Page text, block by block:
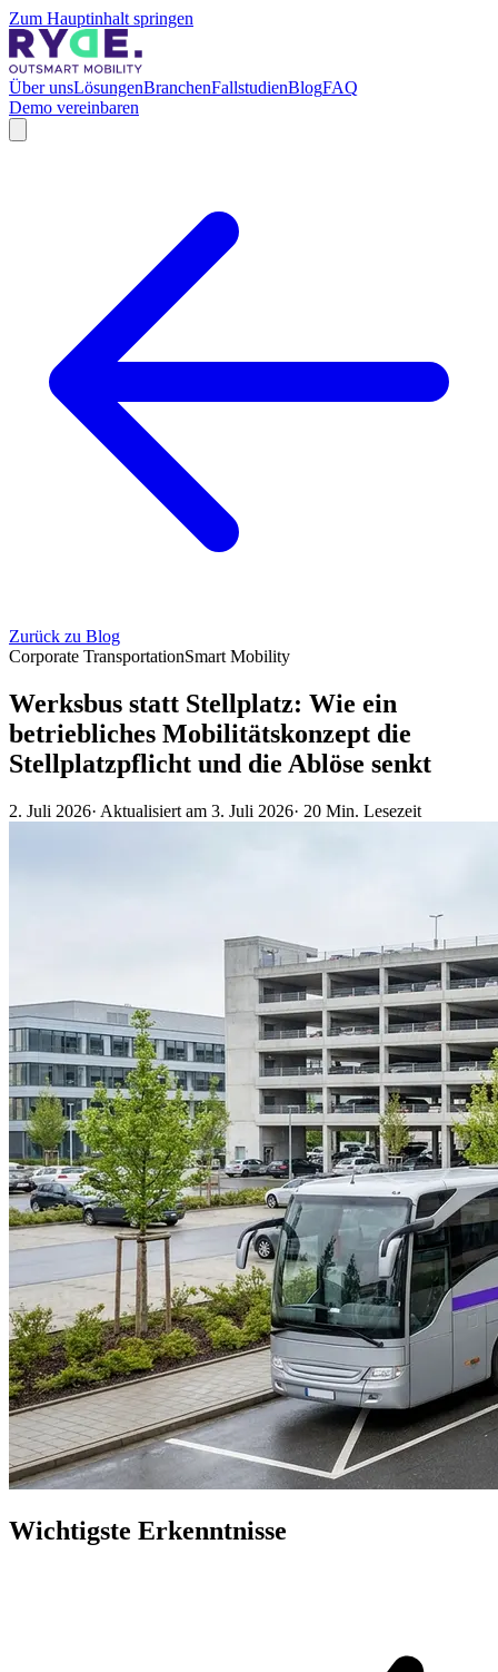
Zum Hauptinhalt springen
Über unsLösungenBranchenFallstudienBlogFAQ
Demo vereinbaren
Zurück zu Blog
Corporate TransportationSmart Mobility
Werksbus statt Stellplatz: Wie ein
betriebliches Mobilitätskonzept die
Stellplatzpflicht und die Ablöse senkt
2. Juli 2026· Aktualisiert am 3. Juli 2026· 20 Min. Lesezeit
Wichtigste Erkenntnisse